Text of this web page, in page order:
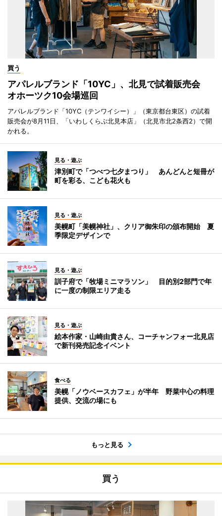
買う
アパレルブランド「10YC」、北見で試着販売会
オホーツク10会場巡回
アパレルブランド「10YC（テンワイシー）」（東京都台東区）の試着
販売会が8月11日、「いわしくらぶ北見本店」（北見市北2条西2）で開
かれる。
見る・遊ぶ
津別町で「つべつ七夕まつり」 あんどんと短冊が
町を彩る、こども花火も
見る・遊ぶ
美幌町「美幌神社」、クリア御朱印の頒布開始 夏
季限定デザインで
見る・遊ぶ
訓子府で「牧場ミニマラソン」 目的別2部門で年
に一度の制限エリア走る
見る・遊ぶ
絵本作家・山崎由貴さん、コーチャンフォー北見店
で新刊発売記念イベント
食べる
美幌「ノウベースカフェ」が半年 野菜中心の料理
提供、交流の場にも
もっと見る
買う